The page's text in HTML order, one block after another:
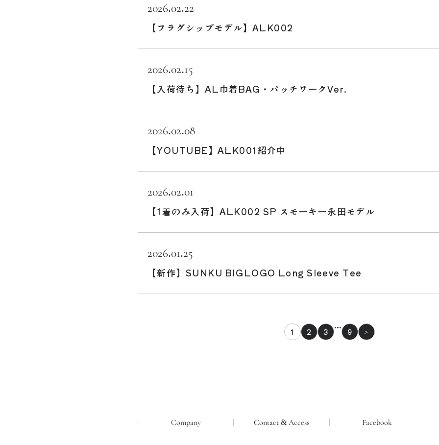
2026.02.22
【フラグシップモデル】ALK002
2026.02.15
【入荷待ち】AL巾着BAG・パッチワークVer.
2026.02.08
【YOUTUBE】ALK001紹介中
2026.02.01
【1着のみ入荷】ALK002 SP スモーキー永田モデル
2026.01.25
【新作】SUNKU BIGLOGO Long Sleeve Tee
1 2 3 … 9 >
Company Contact & Access Facebook